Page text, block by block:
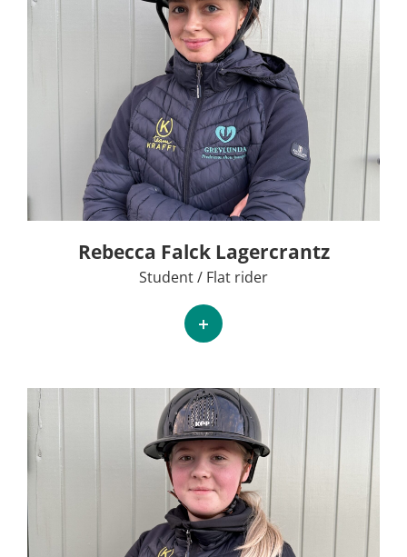
Rebecca Falck Lagercrantz
Student / Flat rider
+